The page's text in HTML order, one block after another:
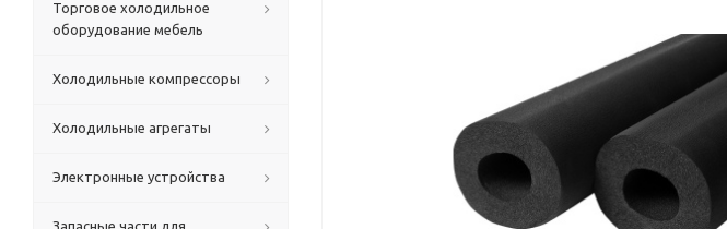
Торговое холодильное
оборудование мебель
Холодильные компрессоры
Холодильные агрегаты
Электронные устройства
Запасные части для